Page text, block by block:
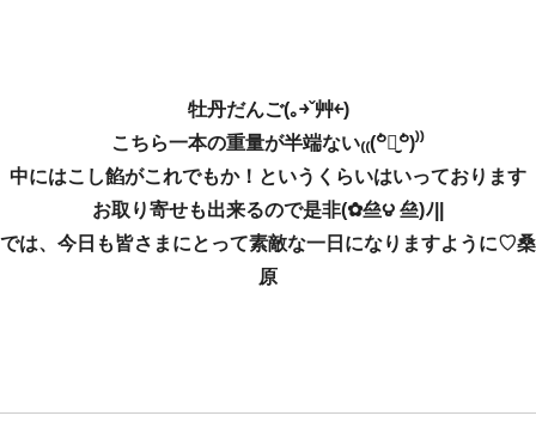
牡丹だんご(｡￫ˇ艸￩)
こちら一本の重量が半端ない₍₍(꒪່౪̮꒪່)⁾⁾
中にはこし餡がこれでもか！というくらいはいっております
お取り寄せも出来るので是非(✿亝౪ 亝)ﾉ||
では、今日も皆さまにとって素敵な一日になりますように♡桑
原